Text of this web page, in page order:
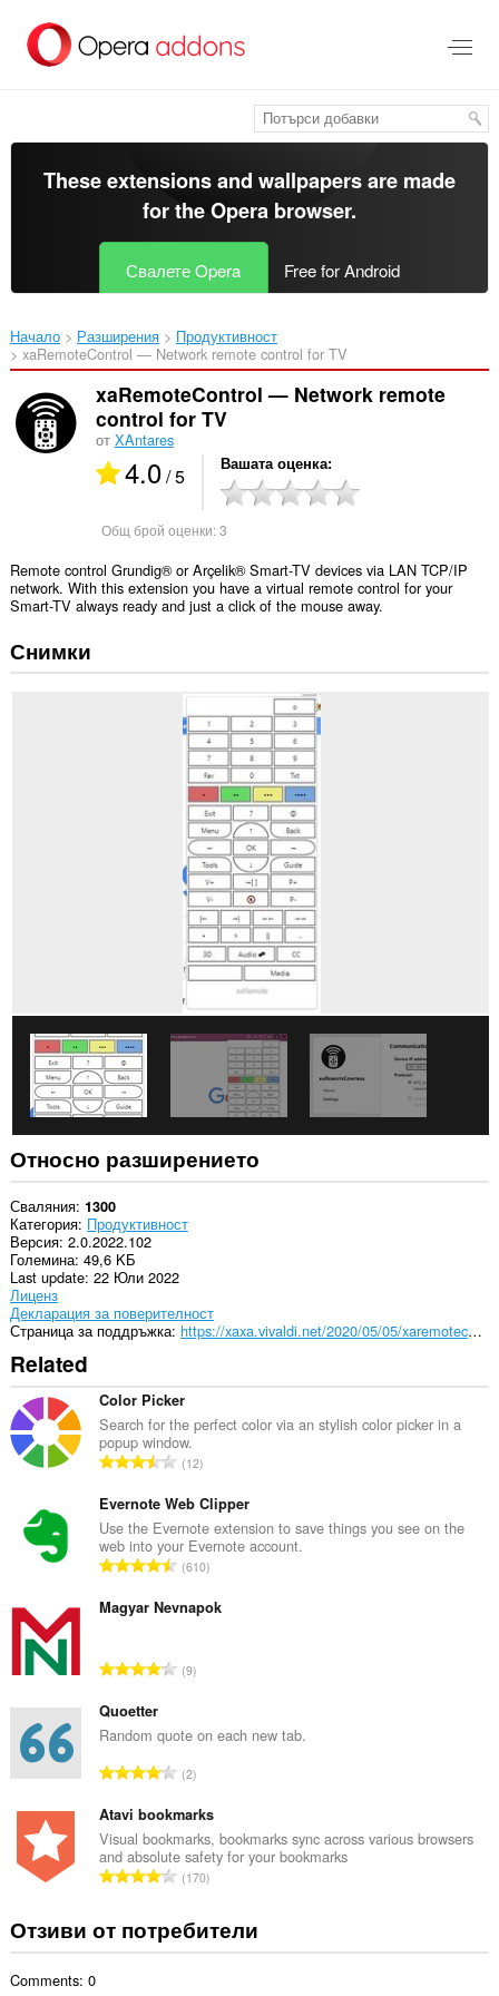
главното
съдържание
These extensions and wallpapers are made
for theOpera browser.
Свалете Opera Free for Android
Начало Разширения
Продуктивност
xaRemoteControl — Network remote control for TV‎
xaRemoteControl — Network remote
control for TV
от XAntares
4.0/ 5 Вашата оценка
Общ брой оценки:3
Remote control Grundig® or Arçelik® Smart-TV devices via LAN TCP/IP
network. With this extension you have a virtual remote control for your
Smart-TV always ready and just a click of the mouse away.
Снимки
Относно разширението
Сваляния 1300
Категория Продуктивност
Версия 2.0.2022.102
Големина 49,6 KБ
Last update 22 Юли 2022
Лиценз
Декларация за поверителност
Страница за поддръжка
https://xaxa.vivaldi.net/2020/05/05/xaremotecontrol-network-remote-control/
Related
Color Picker
Search for the perfect color via an stylish color picker in a
popup window.
О
щ
б
р
о
о
е
н
и
12
Evernote Web Clipper
Use the Evernote extension to save things you see on the
web into your Evernote account.
О
щ
о
ц
е
н
к
и
:
610
Magyar Nevnapok
О
б
о
о
ц
е
н
и
:
9
Quoetter
Random quote on each new tab.
О
щ
б
р
о
о
ц
2
Atavi bookmarks
Visual bookmarks, bookmarks sync across various browsers
and absolute safety for your bookmarks
О
щ
б
170
Отзиви от потребители
Comments: 0